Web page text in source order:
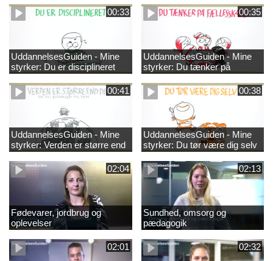
00:33
UddannelsesGuiden - Mine
styrker: Du er disciplineret
00:35
UddannelsesGuiden - Mine
styrker: Du tænker på
fællesskabet
00:41
UddannelsesGuiden - Mine
styrker: Verden er større end
dig og du bidrager til den
00:38
UddannelsesGuiden - Mine
styrker: Du tør være dig selv
02:04
Fødevarer, jordbrug og
oplevelser
02:13
Sundhed, omsorg og
pædagogik
02:01 02:32